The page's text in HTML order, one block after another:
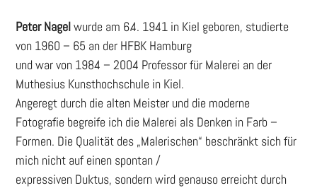
Peter Nagelwurde am 6.4. 1941 in Kiel geboren, studierte
von 1960 – 65 an der HFBK Hamburg
und war von 1984 – 2004 Professor für Malerei an der
Muthesius Kunsthochschule in Kiel.
Angeregt durch die alten Meister und die moderne
Fotografie begreife ich die Malerei als Denken in Farb –
Formen. Die Qualität des „Malerischen“ beschränkt sich für
mich nicht auf einen spontan /
expressiven Duktus, sondern wird genauso erreicht durch